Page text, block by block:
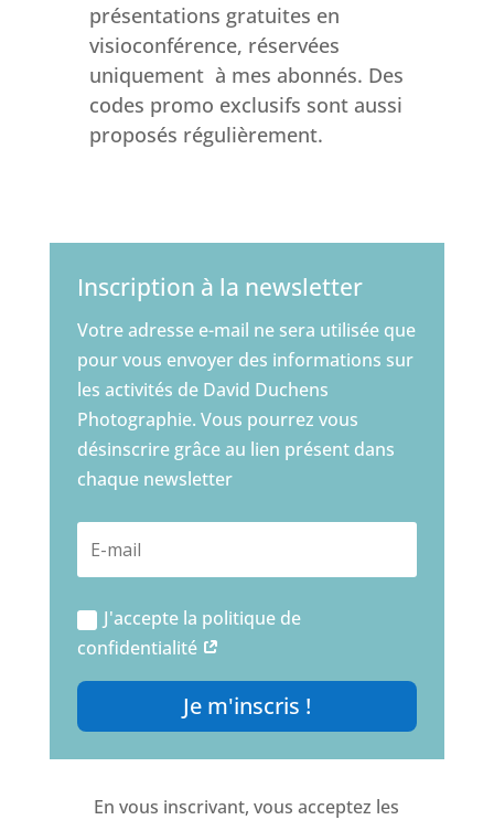
présentations gratuites en
visioconférence, réservées
uniquement à mes abonnés. Des
codes promo exclusifs sont aussi
proposés régulièrement.
Inscription à la newsletter
Votre adresse e-mail ne sera utilisée que
pour vous envoyer des informations sur
les activités de David Duchens
Photographie. Vous pourrez vous
désinscrire grâce au lien présent dans
chaque newsletter
J'accepte la politique de
confidentialité
Je m'inscris !
En vous inscrivant, vous acceptez les